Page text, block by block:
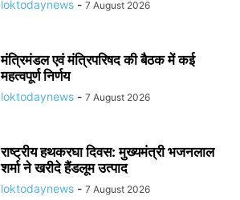
loktodaynews - 7 August 2026
मंत्रिमंडल एवं मंत्रिपरिषद की बैठक में कई
महत्वपूर्ण निर्णय
loktodaynews - 7 August 2026
राष्ट्रीय हथकरघा दिवस: मुख्यमंत्री भजनलाल
शर्मा ने खरीदे हैंडलूम उत्पाद
loktodaynews - 7 August 2026